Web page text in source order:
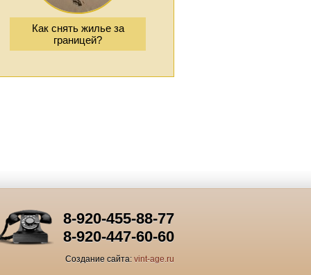
Как снять жилье за
границей?
8-920-455-88-77
8-920-447-60-60
Создание сайта: vint-age.ru